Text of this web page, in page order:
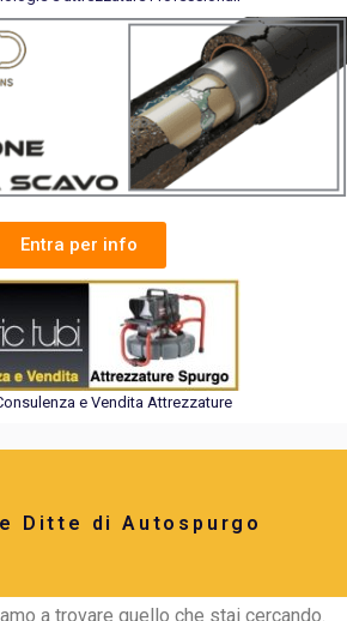
Entra per info
e Vendita Attrezzature
Ditte di Autospurgo
a trovare quello che stai cercando.